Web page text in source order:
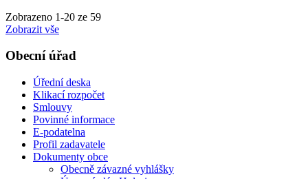
Zobrazeno 1-20 ze 59
Zobrazit vše
Obecní úřad
Úřední deska
Klikací rozpočet
Smlouvy
Povinné informace
E-podatelna
Profil zadavatele
Dokumenty obce
Obecně závazné vyhlášky